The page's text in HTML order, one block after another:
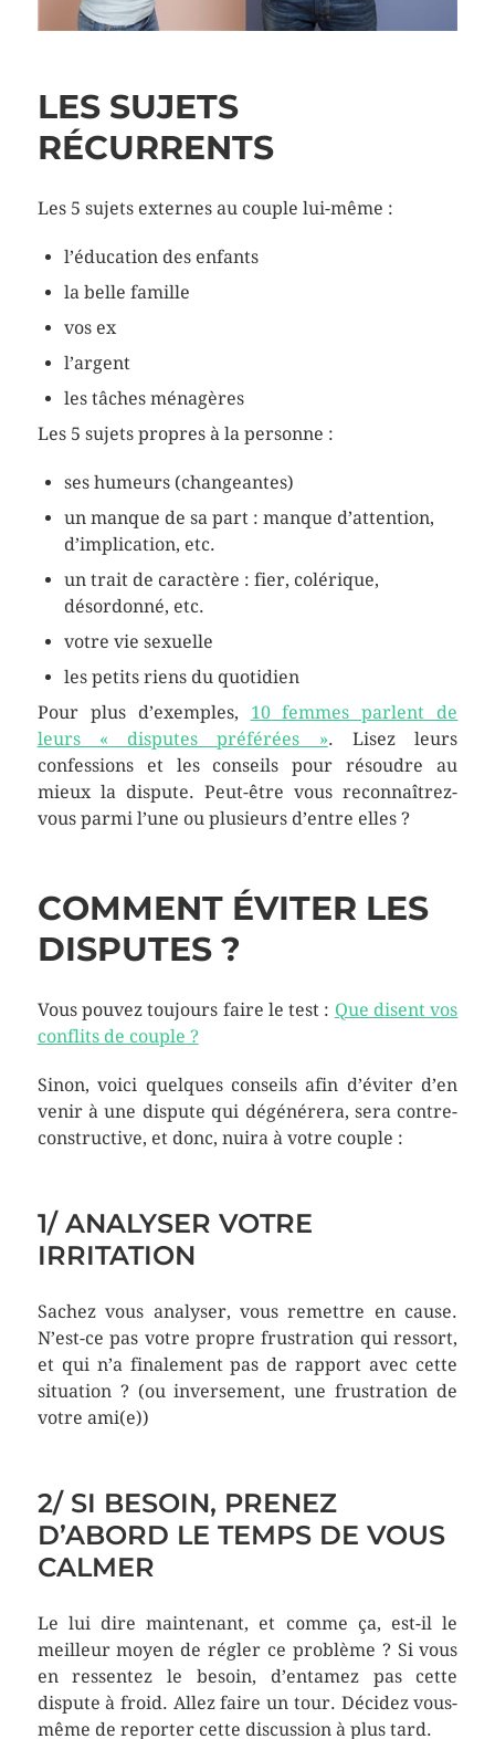
LES SUJETS
RÉCURRENTS
Les 5 sujets externes au couple lui-même :
l’éducation des enfants
la belle famille
vos ex
l’argent
les tâches ménagères
Les 5 sujets propres à la personne :
ses humeurs (changeantes)
un manque de sa part : manque d’attention,
d’implication, etc.
un trait de caractère : fier, colérique,
désordonné, etc.
votre vie sexuelle
les petits riens du quotidien
Pour plus d’exemples, 10 femmes parlent de
leurs « disputes préférées ». Lisez leurs
confessions et les conseils pour résoudre au
mieux la dispute. Peut-être vous reconnaîtrez-
vous parmi l’une ou plusieurs d’entre elles ?
COMMENT ÉVITER LES
DISPUTES ?
Vous pouvez toujours faire le test : Que disent vos
conflits de couple ?
Sinon, voici quelques conseils afin d’éviter d’en
venir à une dispute qui dégénérera, sera contre-
constructive, et donc, nuira à votre couple :
1/ ANALYSER VOTRE
IRRITATION
Sachez vous analyser, vous remettre en cause.
N’est-ce pas votre propre frustration qui ressort,
et qui n’a finalement pas de rapport avec cette
situation ? (ou inversement, une frustration de
votre ami(e))
2/ SI BESOIN, PRENEZ
D’ABORD LE TEMPS DE VOUS
CALMER
Le lui dire maintenant, et comme ça, est-il le
meilleur moyen de régler ce problème ? Si vous
en ressentez le besoin, d’entamez pas cette
dispute à froid. Allez faire un tour. Décidez vous-
même de reporter cette discussion à plus tard.